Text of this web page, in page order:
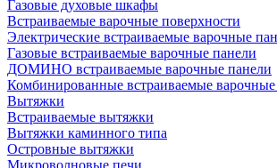
Газовые духовые шкафы
Встраиваемые варочные поверхности
Электрические встраиваемые варочные
Газовые встраиваемые варочные панели
ДОМИНО встраиваемые варочные панели
Комбинированные встраиваемые варочные
Вытяжки
Встраиваемые вытяжки
Вытяжки каминного типа
Островные вытяжки
Микроволновые печи